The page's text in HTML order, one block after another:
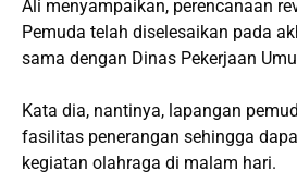
Ali menyampaikan, perencanaan
Pemuda telah diselesaikan pada
sama dengan Dinas Pekerjaan
Kata dia, nantinya, lapangan
fasilitas penerangan sehingga
kegiatan olahraga di malam hari.